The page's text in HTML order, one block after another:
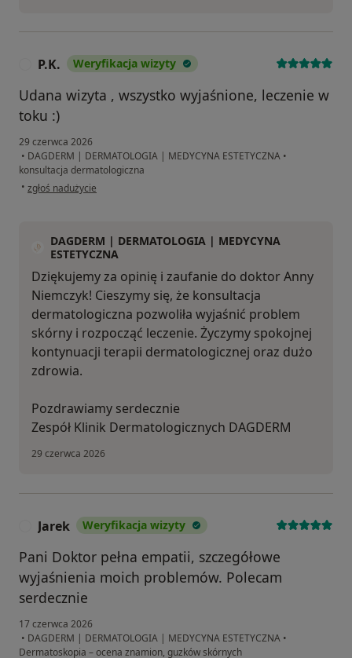
P.K. Weryfikacja wizyty
Udana wizyta , wszystko wyjaśnione, leczenie w
toku :)
29 czerwca 2026
• DAGDERM | DERMATOLOGIA | MEDYCYNA ESTETYCZNA •
konsultacja dermatologiczna
• w opinii użytkownika P.K.
zgłoś nadużycie
DAGDERM | DERMATOLOGIA | MEDYCYNA
ESTETYCZNA
Dziękujemy za opinię i zaufanie do doktor Anny
Niemczyk! Cieszymy się, że konsultacja
dermatologiczna pozwoliła wyjaśnić problem
skórny i rozpocząć leczenie. Życzymy spokojnej
kontynuacji terapii dermatologicznej oraz dużo
zdrowia.
Pozdrawiamy serdecznie
Zespół Klinik Dermatologicznych DAGDERM
29 czerwca 2026
Jarek Weryfikacja wizyty
Pani Doktor pełna empatii, szczegółowe
wyjaśnienia moich problemów. Polecam
serdecznie
17 czerwca 2026
• DAGDERM | DERMATOLOGIA | MEDYCYNA ESTETYCZNA •
Dermatoskopia – ocena znamion, guzków skórnych